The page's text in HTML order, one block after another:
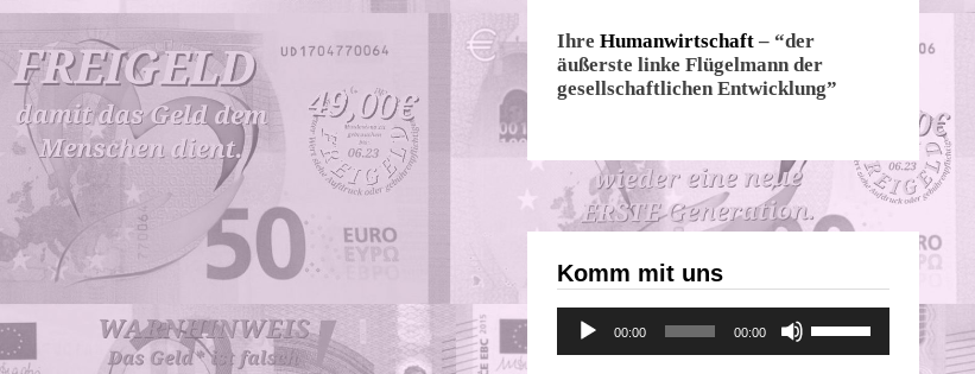
Ihre Humanwirtschaft – “der
äußerste linke Flügelmann der
gesellschaftlichen Entwicklung”
Komm mit uns
Audio-
Player
00:00 00:00
Hoch/Runter